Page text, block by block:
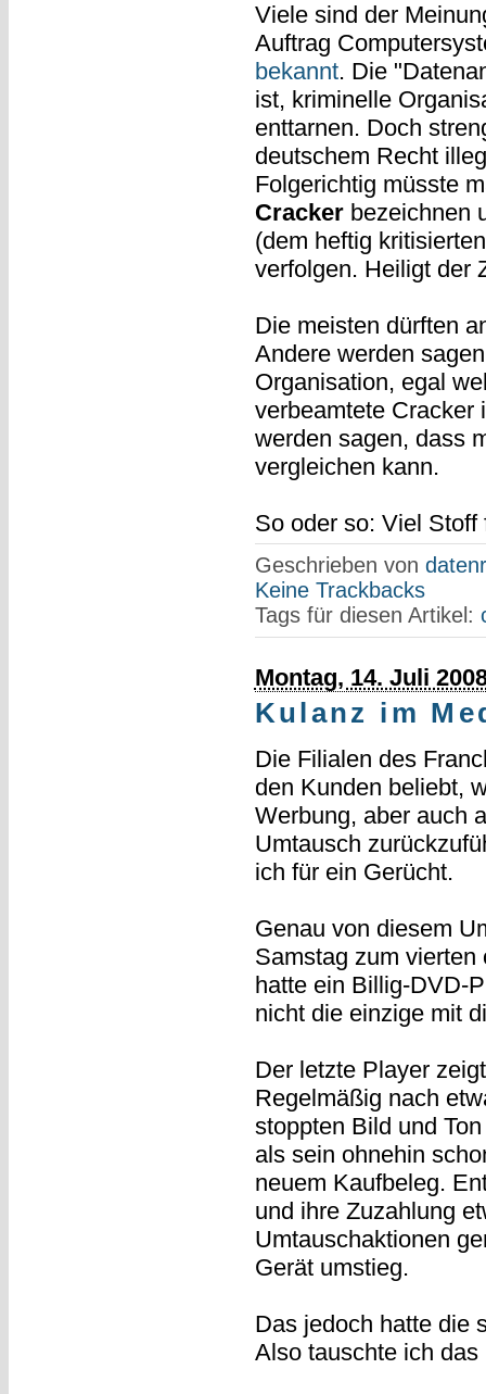
Viele sind der
Auftrag
bekannt. Die
ist, kriminelle
enttarnen. Doch
deutschem Recht
Folgerichtig müsste
Crackerbezeichnen
(dem heftig
verfolgen. Heiligt der
Die meisten dürften
Andere werden
Organisation, egal
verbeamtete Cracker
werden sagen, dass
vergleichen kann.
So oder so: Viel
Geschrieben von
Keine Trackbacks
Tags für diesen Artikel:
Montag, 14. Juli
Kulanz im
Die Filialen des
den Kunden beliebt,
Werbung, aber auch
Umtausch
ich für ein Gerücht.
Genau von diesem
Samstag zum
hatte ein Billig-DVD-
nicht die einzige mit
Der letzte Player
Regelmäßig nach
stoppten Bild und
als sein ohnehin
neuem Kaufbeleg.
und ihre Zuzahlung
Umtauschaktionen
Gerät umstieg.
Das jedoch hatte die
Also tauschte ich